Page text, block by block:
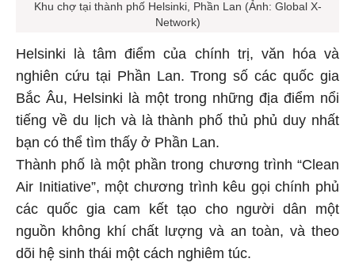
Khu chợ tại thành phố Helsinki, Phần Lan (Ảnh: Global X-
Network)
Helsinki là tâm điểm của chính trị, văn hóa và
nghiên cứu tại Phần Lan. Trong số các quốc gia
Bắc Âu, Helsinki là một trong những địa điểm nổi
tiếng về du lịch và là thành phố thủ phủ duy nhất
bạn có thể tìm thấy ở Phần Lan.
Thành phố là một phần trong chương trình “Clean
Air Initiative”, một chương trình kêu gọi chính phủ
các quốc gia cam kết tạo cho người dân một
nguồn không khí chất lượng và an toàn, và theo
dõi hệ sinh thái một cách nghiêm túc.